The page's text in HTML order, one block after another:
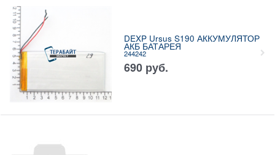
DEXP Ursus S190 АККУМУЛЯТОР
АКБ БАТАРЕЯ
244242
690 руб.